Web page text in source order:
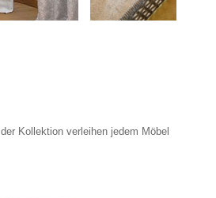
Kollektion verleihen jedem Möbel